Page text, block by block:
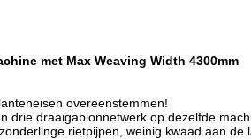
met Max Weaving Width 4300mm
overeenstemmen!
draaigabionnetwerk op dezelfde
rietpijpen, weinig kwaad aan